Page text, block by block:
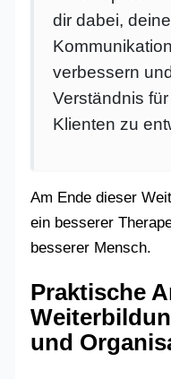
dir dabei, deine
verbessern
Verständnis
Klienten zu
Am Ende dieser
ein besserer
besserer Mensch.
Praktische
und